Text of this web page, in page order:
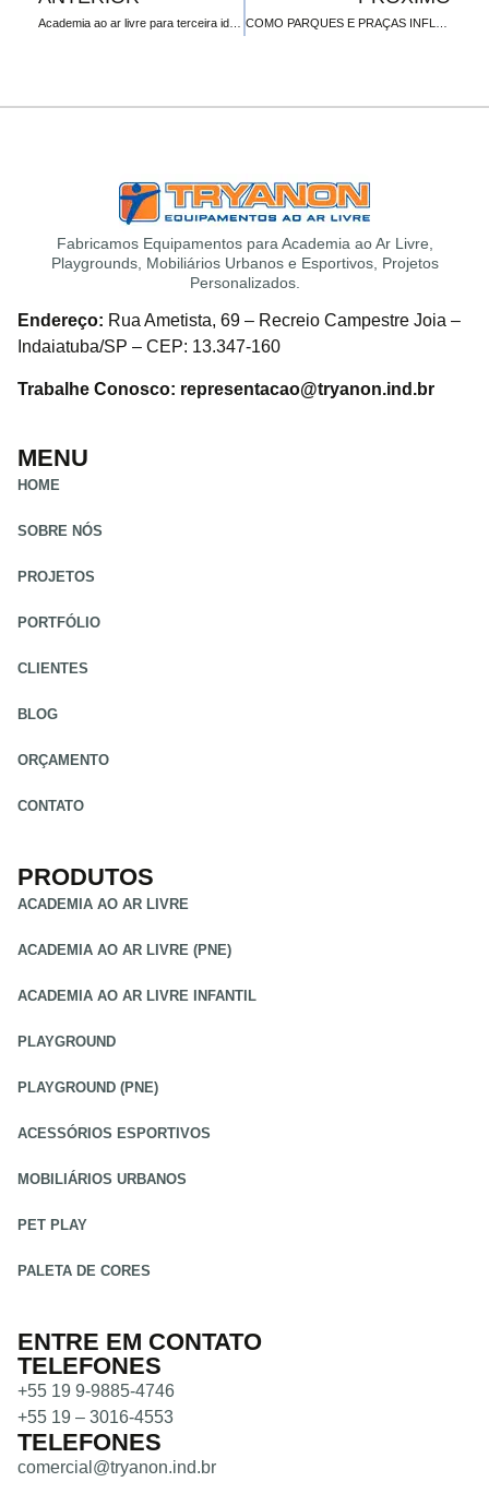
Fabricamos Equipamentos para Academia ao Ar Livre,
Playgrounds, Mobiliários Urbanos e Esportivos, Projetos
Personalizados.
Endereço: Rua Ametista, 69 – Recreio Campestre Joia –
Indaiatuba/SP – CEP: 13.347-160
Trabalhe Conosco: representacao@tryanon.ind.br
MENU
HOME
SOBRE NÓS
PROJETOS
PORTFÓLIO
CLIENTES
BLOG
ORÇAMENTO
CONTATO
PRODUTOS
ACADEMIA AO AR LIVRE
ACADEMIA AO AR LIVRE (PNE)
ACADEMIA AO AR LIVRE INFANTIL
PLAYGROUND
PLAYGROUND (PNE)
ACESSÓRIOS ESPORTIVOS
MOBILIÁRIOS URBANOS
PET PLAY
PALETA DE CORES
ENTRE EM CONTATO
TELEFONES
+55 19 9-9885-4746
+55 19 – 3016-4553
TELEFONES
comercial@tryanon.ind.br